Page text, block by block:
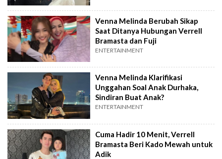
Venna Melinda Berubah Sikap
Saat Ditanya Hubungan Verrell
Bramasta dan Fuji
ENTERTAINMENT
Venna Melinda Klarifikasi
Unggahan Soal Anak Durhaka,
Sindiran Buat Anak?
ENTERTAINMENT
Cuma Hadir 10 Menit, Verrell
Bramasta Beri Kado Mewah untuk
Adik